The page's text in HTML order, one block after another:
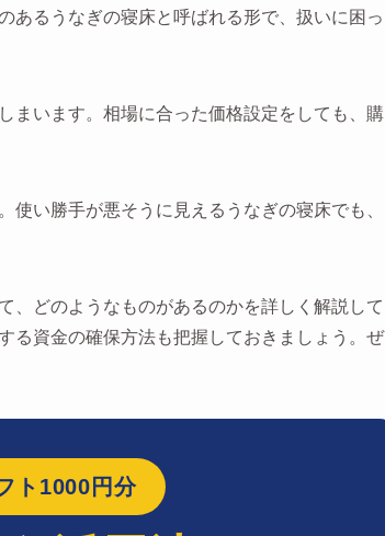
あるうなぎの寝床と呼ばれる形で、扱いに困っ
まいます。相場に合った価格設定をしても、購
使い勝手が悪そうに見えるうなぎの寝床でも、
、どのようなものがあるのかを詳しく解説して
る資金の確保方法も把握しておきましょう。ぜ
ト1000円分